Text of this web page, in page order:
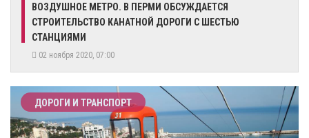
ВОЗДУШНОЕ МЕТРО. В ПЕРМИ ОБСУЖДАЕТСЯ
СТРОИТЕЛЬСТВО КАНАТНОЙ ДОРОГИ С ШЕСТЬЮ
СТАНЦИЯМИ
02 ноября 2020, 07:00
ДОРОГИ И ТРАНСПОРТ